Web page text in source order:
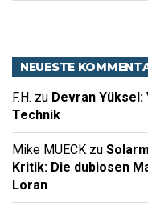
NEUESTE
F.H. zu Devran
Technik
Mike MUECK zu
Kritik: Die dubiosen
Loran